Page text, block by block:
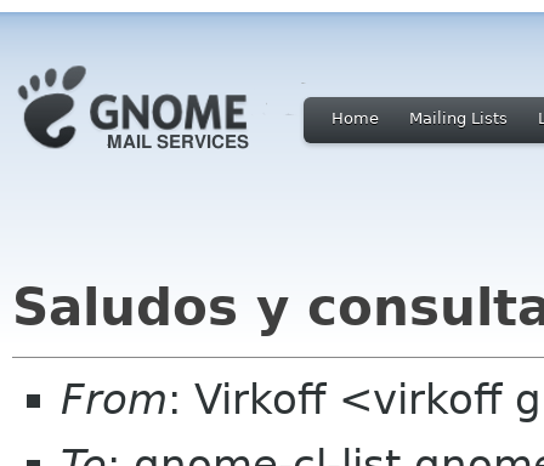
Home Mailing Lists
Saludos y
From: Virkoff <virkoff